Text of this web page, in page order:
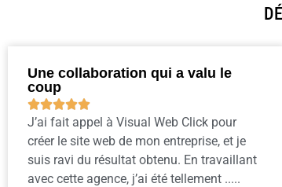
Une collaboration qui a valu le
coup

J’ai fait appel à Visual Web Click pour
créer le site web de mon entreprise, et je
suis ravi du résultat obtenu. En travaillant
avec cette agence, j’ai été tellement .....